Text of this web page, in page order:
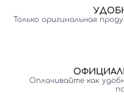
Только оригинальная
Оплачивайте как